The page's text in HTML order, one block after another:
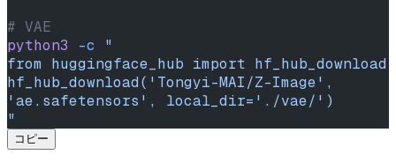
# VAE
python3 -c "
from huggingface_hub import hf_hub_download
hf_hub_download('Tongyi-MAI/Z-Image',
'ae.safetensors', local_dir='./vae/')
"
コピー